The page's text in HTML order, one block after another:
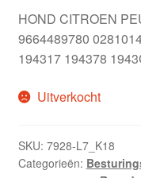
HOND CITROEN
9664489780
194317 194378
Uitverkocht
SKU: 7928-L7_K18
Categorieën: